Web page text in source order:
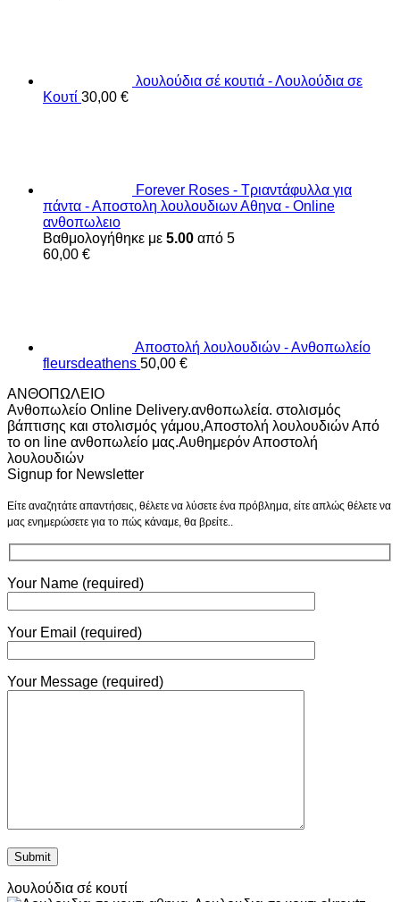
λουλούδια σέ κουτιά - Λουλούδια σε
Κουτί 30,00 €
Forever Roses - Τριαντάφυλλα για
πάντα - Αποστολη λουλουδιων Αθηνα - Online
ανθοπωλειο
Βαθμολογήθηκε με 5.00 από 5
60,00 €
Αποστολή λουλουδιών - Ανθοπωλείο
fleursdeathens 50,00 €
ΑΝΘΟΠΩΛΕΙΟ
Ανθοπωλείο Online Delivery.ανθοπωλεία. στολισμός
βάπτισης και στολισμός γάμου,Αποστολή λουλουδιών Από
το on line ανθοπωλείο μας.Αυθημερόν Αποστολή
λουλουδιών
Signup for Newsletter
Είτε αναζητάτε απαντήσεις, θέλετε να λύσετε ένα πρόβλημα, είτε απλώς θέλετε να
μας ενημερώσετε για το πώς κάναμε, θα βρείτε..
Your Name (required)
Your Email (required)
Your Message (required)
λουλούδια σέ κουτί